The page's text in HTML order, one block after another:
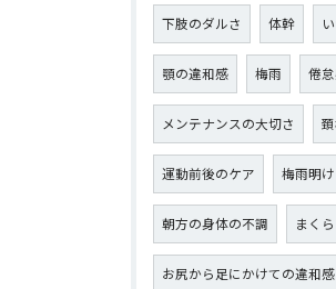
下肢のダルさ 体幹
顎の違和感 梅雨 倦
メンテナンスの大切さ
運動前後のケア 梅雨明け
朝方の身体の不調 まくら
お尻から足にかけての違和感